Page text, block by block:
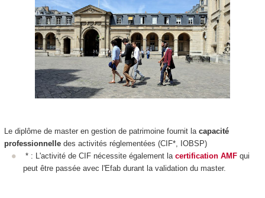
Le diplôme de master en gestion de patrimoine fournit la capacité
professionnelledes activités réglementées (CIF*, IOBSP)
* : L'activité de CIF nécessite également la certification AMF qui
peut être passée avec l'Efab durant la validation du master.